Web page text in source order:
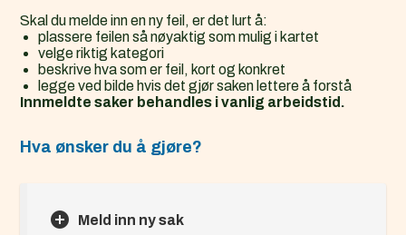
Skal du melde inn en ny feil, er det lurt å:
plassere feilen så nøyaktig som mulig i kartet
velge riktig kategori
beskrive hva som er feil, kort og konkret
legge ved bilde hvis det gjør saken lettere å forstå
Innmeldte saker behandles i vanlig arbeidstid.
Hva ønsker du å gjøre?
Meld inn ny sak